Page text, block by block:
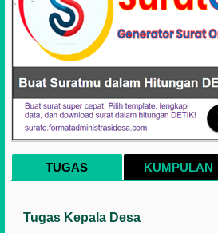
TUGAS KUMPULAN
Tugas Kepala Desa